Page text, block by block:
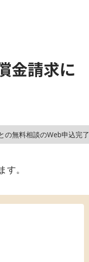
金請求に
の無料相談のWeb申込完了
。